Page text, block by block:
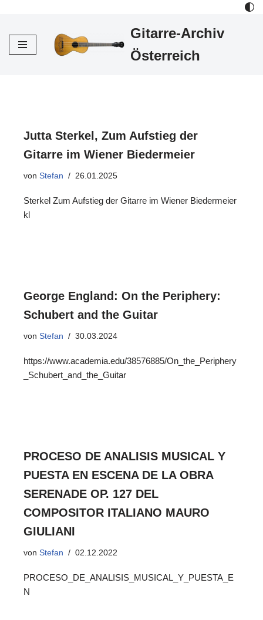
Inhalt
Gitarre-Archiv
Österreich
Jutta Sterkel, Zum Aufstieg der
Gitarre im Wiener Biedermeier
von Stefan 26.01.2025
Sterkel Zum Aufstieg der Gitarre im Wiener Biedermeier
kl
George England: On the Periphery:
Schubert and the Guitar
von Stefan 30.03.2024
https://www.academia.edu/38576885/On_the_Periphery
_Schubert_and_the_Guitar
PROCESO DE ANALISIS MUSICAL Y
PUESTA EN ESCENA DE LA OBRA
SERENADE OP. 127 DEL
COMPOSITOR ITALIANO MAURO
GIULIANI
von Stefan 02.12.2022
PROCESO_DE_ANALISIS_MUSICAL_Y_PUESTA_E
N